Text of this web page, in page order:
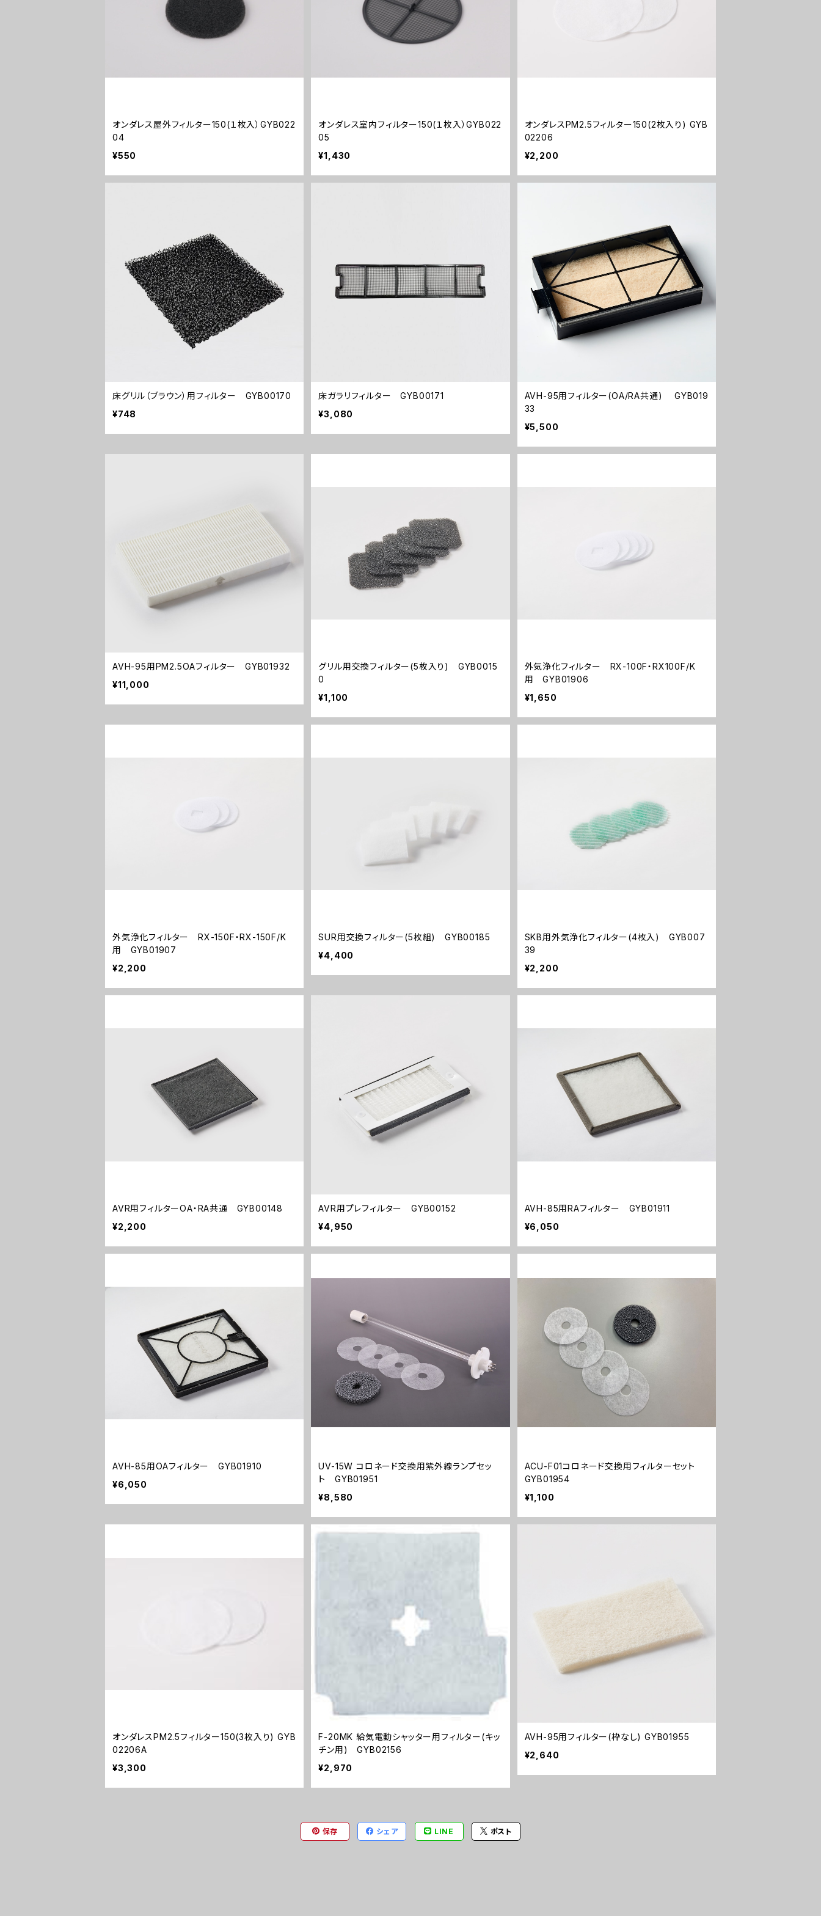
オンダレス屋外フィルター150(１枚入）GYB022
04
¥550
オンダレス室内フィルター150(１枚入）GYB022
05
¥1,430
オンダレスPM2.5フィルター150(2枚入り) GYB
02206
¥2,200
床グリル（ブラウン）用フィルター GYB00170
¥748
床ガラリフィルター GYB00171
¥3,080
AVH-95用フィルター(OA/RA共通) GYB019
33
¥5,500
AVH-95用PM2.5OAフィルター GYB01932
¥11,000
グリル用交換フィルター(5枚入り) GYB0015
0
¥1,100
外気浄化フィルター RX-100F・RX100F/K
用 GYB01906
¥1,650
外気浄化フィルター RX-150F・RX-150F/K
用 GYB01907
¥2,200
SUR用交換フィルター(5枚組) GYB00185
¥4,400
SKB用外気浄化フィルター(4枚入) GYB007
39
¥2,200
AVR用フィルターOA・RA共通 GYB00148
¥2,200
AVR用プレフィルター GYB00152
¥4,950
AVH-85用RAフィルター GYB01911
¥6,050
AVH-85用OAフィルター GYB01910
¥6,050
UV-15W コロネード交換用紫外線ランプセッ
ト GYB01951
¥8,580
ACU-F01コロネード交換用フィルターセット
GYB01954
¥1,100
オンダレスPM2.5フィルター150(3枚入り) GYB
02206A
¥3,300
F-20MK 給気電動シャッター用フィルター(キッ
チン用) GYB02156
¥2,970
AVH-95用フィルター(枠なし) GYB01955
¥2,640
保存 シェア LINE ポスト